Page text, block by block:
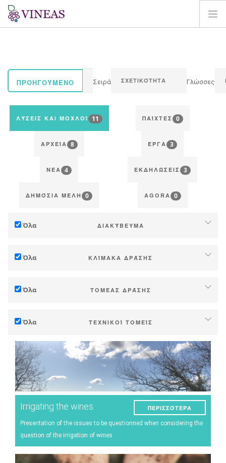
ΛΎΣΕΙΣ ΚΑΙ ΜΟΧΛΟΊ
ΠΡΟΗΓΟΎΜΕΝΟ Σειρά Γλώσσες
ΛΎΣΕΙΣ ΚΑΙ ΜΟΧΛΟΊ 11 ΠΑΊΧΤΕΣ 0
ΑΡΧΕΊΑ 8 ΈΡΓΑ 3
ΝΈΑ 4 ΕΚΔΗΛΏΣΕΙΣ 3
ΔΗΜΌΣΙΑ ΜΈΛΗ 0 AGORA 0
Όλα ΔΙΑΚΎΒΕΥΜΑ
Μείωση (εκπομπών αερίων θερμοκηπίου)
Όλα ΚΛΊΜΑΚΑ ΔΡΆΣΗΣ
Βιομηχανία, συναιτερισμοί
Δημόσιες πολιτικές
Καταναλωτές
Όλα ΤΟΜΈΑΣ ΔΡΆΣΗΣ
Διαχείριση - Προώθηση
Στρατηγική - μεταβάσεις
Έρευνα - Καινοτομία
Συνεργασία - Ενίσχυση ικανοτήτων
Μέσα προγραμματισμού και δημόσιας πολιτικής
Κλιματικές υπηρεσίες
Όλα ΤΕΧΝΙΚΟΊ ΤΟΜΕΊΣ
Έδαφος
Διαχείριση νερού
Φαινολογία
Ποιότητα σταφυλιού/κρασιού
Απόδοση παραγωγής
Ενέργεια
Irrigating the wines
Presentation of the issues to be questionned when considering the
question of the irrigation of wines
ΠΕΡΙΣΣΌΤΕΡΑ